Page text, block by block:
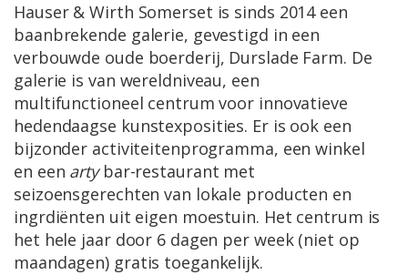
Hauser & Wirth Somerset is sinds 2014 een
baanbrekende galerie, gevestigd in een
verbouwde oude boerderij, Durslade Farm. De
galerie is van wereldniveau, een
multifunctioneel centrum voor innovatieve
hedendaagse kunstexposities. Er is ook een
bijzonder activiteitenprogramma, een winkel
en een artybar-restaurant met
seizoensgerechten van lokale producten en
ingrdiënten uit eigen moestuin. Het centrum is
het hele jaar door 6 dagen per week (niet op
maandagen) gratis toegankelijk.